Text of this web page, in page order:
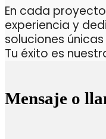
En cada
experiencia y
soluciones
Tu éxito es
Mensaje o